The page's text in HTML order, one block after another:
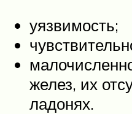
уязвимость;
желез, их
ладонях.